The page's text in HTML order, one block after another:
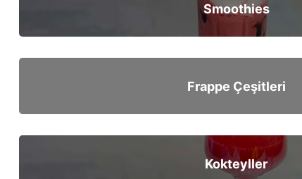
Smoothies
Frappe Çeşitleri
Kokteyller